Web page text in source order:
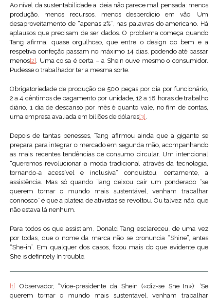
Ao nível da sustentabilidade a ideia não parece mal pensada: menos
produção, menos recursos, menos desperdício em vão. Um
desaproveitamento de “apenas 2%”, nas palavras do americano. Há
aplausos que precisam de ser dados. O problema começa quando
Tang afirma, quase orgulhoso, que entre o design do bem e a
respetiva confeção passam no máximo 14 dias, podendo até passar
menos[2] . Uma coisa é certa – a Shein ouve mesmo o consumidor.
Pudesse o trabalhador ter a mesma sorte.
Obrigatoriedade de produção de 500 peças por dia por funcionário,
2 a 4 cêntimos de pagamento por unidade, 12 a 18 horas de trabalho
diário, 1 dia de descanso por mês é quanto vale, no fim de contas,
uma empresa avaliada em biliões de dólares[3] .
Depois de tantas benesses, Tang afirmou ainda que a gigante se
prepara para integrar o mercado em segunda mão, acompanhando
as mais recentes tendências de consumo circular. Um intencional
“queremos revolucionar a moda tradicional através da tecnologia,
tornando-a acessível e inclusiva” conquistou, certamente, a
assistência. Mas só quando Tang deixou cair um ponderado “se
querem tornar o mundo mais sustentável, venham trabalhar
connosco” é que a plateia de ativistas se revoltou. Ou talvez não, que
não estava lá nenhum.
Para todos os que assistiam, Donald Tang esclareceu, de uma vez
por todas, que o nome da marca não se pronuncia “Shine”, antes
“She-in”. Em qualquer dos casos, ficou mais do que evidente que
She is definitely In trouble.
[1]
Observador, “Vice-presidente da Shein («diz-se She In»): ‘Se
querem tornar o mundo mais sustentável, venham trabalhar